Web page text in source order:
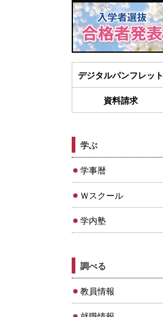
デジタルパンフレット
資料請求
学ぶ
学事暦
Ｗスクール
学内塾
調べる
教員情報